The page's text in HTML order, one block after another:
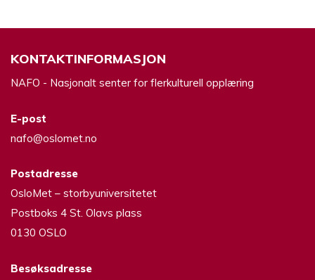
KONTAKTINFORMASJON
NAFO - Nasjonalt senter for flerkulturell opplæring
E-post
nafo@oslomet.no
Postadresse
OsloMet – storbyuniversitetet
Postboks 4 St. Olavs plass
0130 OSLO
Besøksadresse